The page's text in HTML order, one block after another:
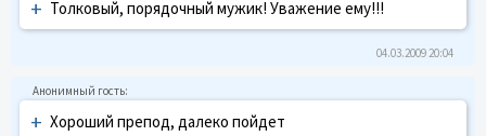
+ Толковый, порядочный мужик! Уважение ему!!!
04.03.2009 20:04
+ Хороший препод, далеко пойдет